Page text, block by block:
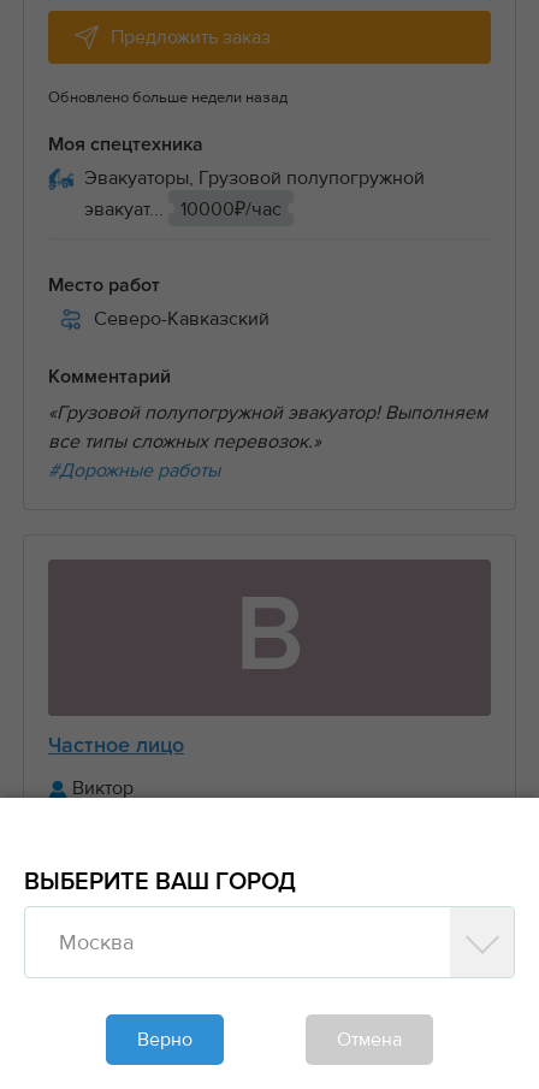
Предложить заказ
Обновлено больше недели назад
Моя спецтехника
Эвакуаторы, Грузовой полупогружной
эвакуат...
10000₽/час
Место работ
Северо-Кавказский
Комментарий
«Грузовой полупогружной эвакуатор! Выполняем
все типы сложных перевозок.»
#Дорожные работы
В
Частное лицо
Виктор
Обновлено больше недели назад
Моя спецтехника
Манипуляторы, Стрела 3 тонны Борт 5 тонн
ВЫБЕРИТЕ ВАШ ГОРОД
Москва
Верно Отмена